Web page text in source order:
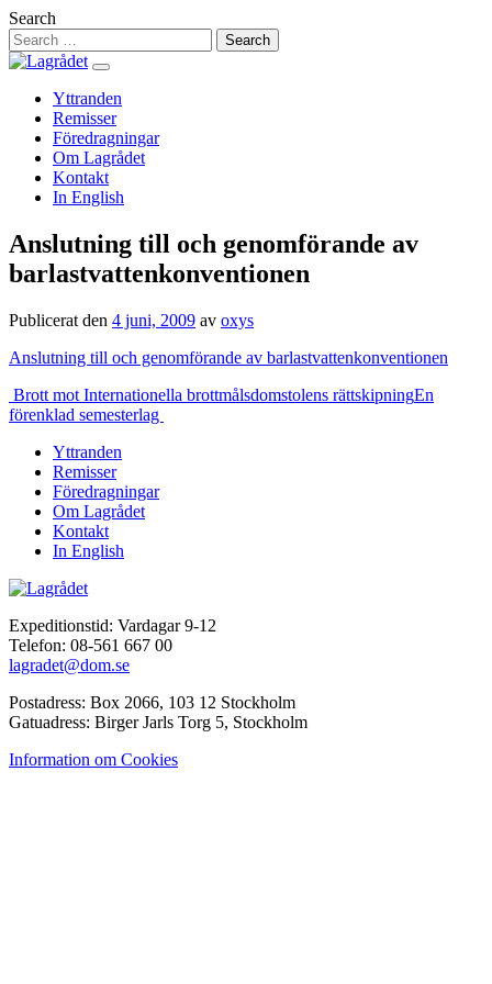
Hoppa
till
innehåll
Search
Yttranden
Remisser
Föredragningar
Om Lagrådet
Kontakt
In English
Anslutning till och genomförande av
barlastvattenkonventionen
Publicerat den 4 juni, 2009 av oxys
Anslutning till och genomförande av barlastvattenkonventionen
Inläggsnavigering
Brott mot Internationella brottmålsdomstolens rättskipningEn
förenklad semesterlag
Yttranden
Remisser
Föredragningar
Om Lagrådet
Kontakt
In English
Expeditionstid: Vardagar 9-12
Telefon: 08-561 667 00
lagradet@dom.se
Postadress: Box 2066, 103 12 Stockholm
Gatuadress: Birger Jarls Torg 5, Stockholm
Information om Cookies